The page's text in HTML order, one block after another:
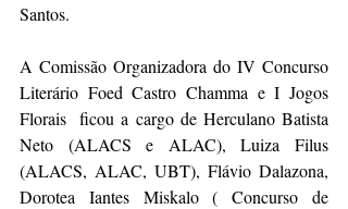
Santos.
A Comissão Organizadora do IV Concurso
Literário Foed Castro Chamma e I Jogos
Florais  ficou a cargo de Herculano Batista
Neto (ALACS e ALAC), Luiza Filus
(ALACS, ALAC, UBT), Flávio Dalazona,
Dorotea Iantes Miskalo ( Concurso de